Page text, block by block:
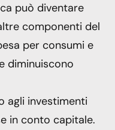
può diventare
componenti del
per consumi e
diminuiscono
agli investimenti
in conto capitale.